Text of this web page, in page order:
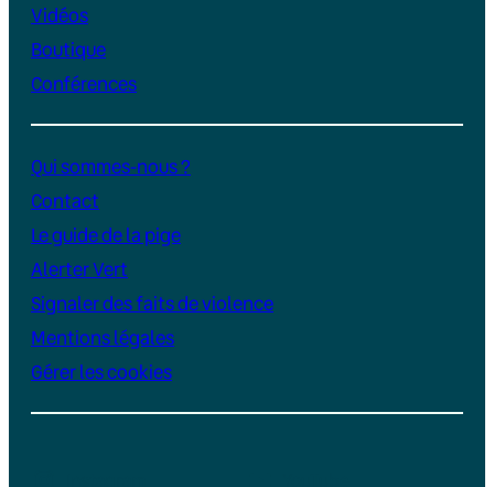
Vidéos
Boutique
Conférences
Qui sommes-nous ?
Contact
Le guide de la pige
Alerter Vert
Signaler des faits de violence
Mentions légales
Gérer les cookies